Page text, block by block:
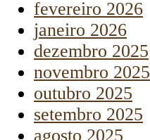
fevereiro 2026
janeiro 2026
dezembro 2025
novembro 2025
outubro 2025
setembro 2025
agosto 2025